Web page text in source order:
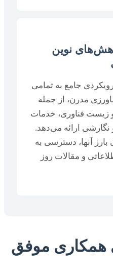
نوین
رویکردی جامع به تمامی
مدرن، از جمله
زیست فناوری، خدمات
ارائه می‌دهد.
بارز آنها، دسترسی به
و مقالات روز
همکاری موفق